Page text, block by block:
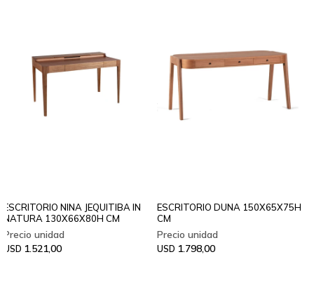
ESCRITORIO NINA JEQUITIBA IN
NATURA 130X66X80H CM
USD 1.521,00
ESCRITORIO DUNA 150X65X75H
CM
USD 1.798,00